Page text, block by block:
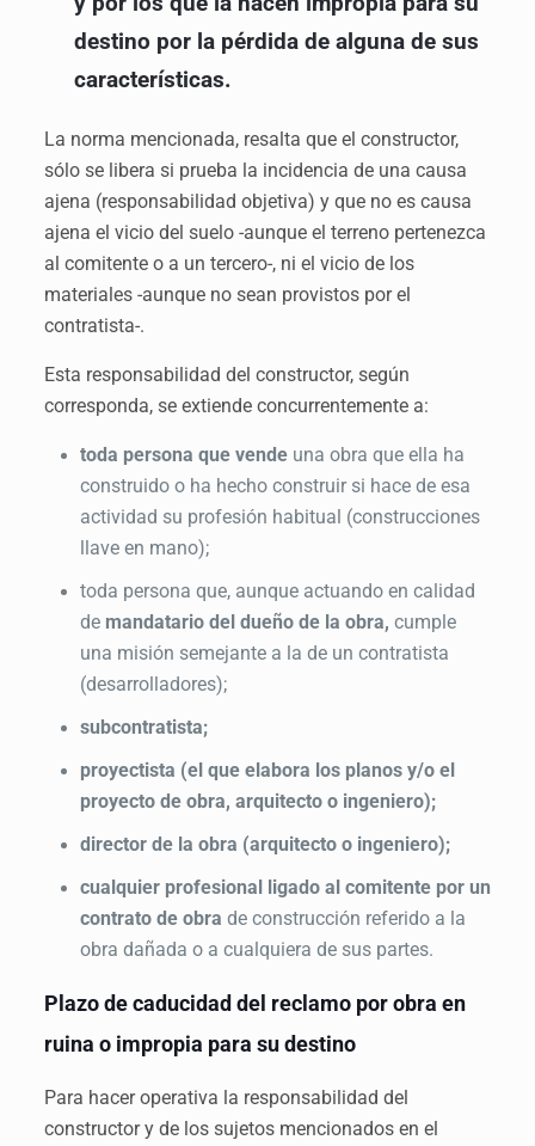
destino por la pérdida de alguna de sus
características.
La norma mencionada, resalta que el constructor,
sólo se libera si prueba la incidencia de una causa
ajena (responsabilidad objetiva) y que no es causa
ajena el vicio del suelo -aunque el terreno pertenezca
al comitente o a un tercero-, ni el vicio de los
materiales -aunque no sean provistos por el
contratista-.
Esta responsabilidad del constructor, según
corresponda, se extiende concurrentemente a:
toda persona que vendeuna obra que ella ha
construido o ha hecho construir si hace de esa
actividad su profesión habitual (construcciones
llave en mano);
toda persona que, aunque actuando en calidad
de mandatario del dueño de la obra, cumple
una misión semejante a la de un contratista
(desarrolladores);
subcontratista;
proyectista (el que elabora los planos y/o el
proyecto de obra, arquitecto o ingeniero);
director de la obra (arquitecto o ingeniero);
cualquier profesional ligado al comitente por un
contrato de obra de construcción referido a la
obra dañada o a cualquiera de sus partes.
Plazo de caducidad del reclamo por obra en
ruina o impropia para su destino
Para hacer operativa la responsabilidad del
constructor y de los sujetos mencionados en el